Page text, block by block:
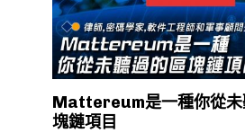
Mattereum是一種你從未
塊鏈項目